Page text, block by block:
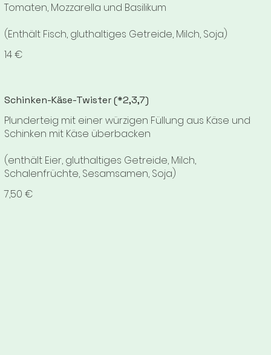
Tomaten, Mozzarella und Basilikum
(Enthält Fisch, gluthaltiges Getreide, Milch, Soja)
14 €
Schinken-Käse-Twister (*2,3,7)
Plunderteig mit einer würzigen Füllung aus Käse und
Schinken mit Käse überbacken
(enthält Eier, gluthaltiges Getreide, Milch,
Schalenfrüchte, Sesamsamen, Soja)
7,50 €